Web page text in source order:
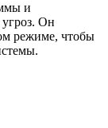
и
Он
режиме, чтобы